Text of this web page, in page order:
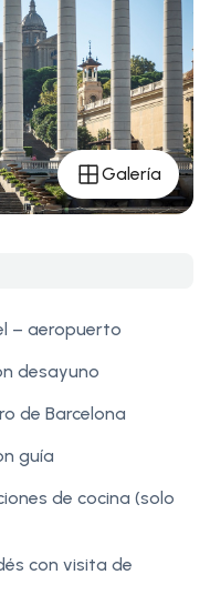
Galería
– aeropuerto
desayuno
de Barcelona
guía
de cocina (solo
con visita de